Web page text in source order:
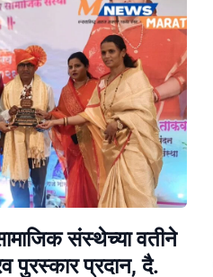
संस्थेच्या वतीने
पुरस्कार प्रदान, दै.